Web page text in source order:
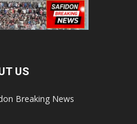
US
Breaking News